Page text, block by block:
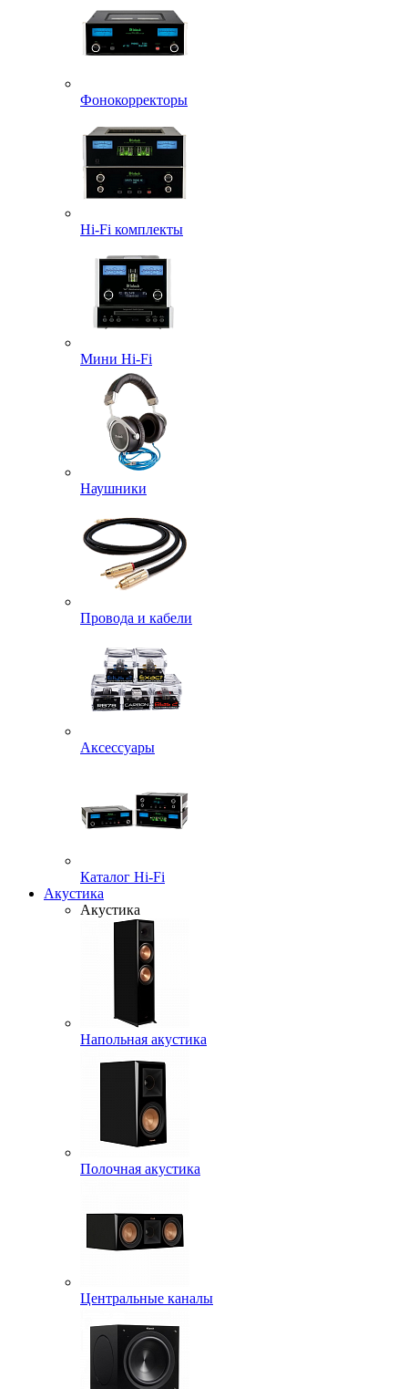
Фонокорректоры
Hi-Fi комплекты
Мини Hi-Fi
Наушники
Провода и кабели
Аксессуары
Каталог Hi-Fi
Акустика
Акустика
Напольная акустика
Полочная акустика
Центральные каналы